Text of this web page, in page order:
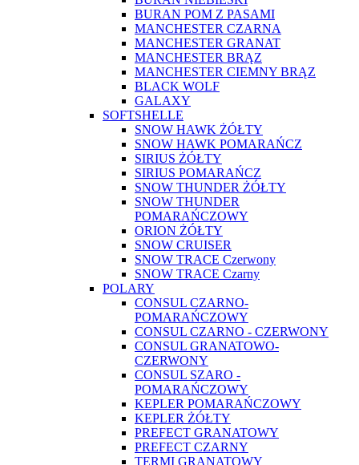
BURAN POM Z PASAMI
MANCHESTER CZARNA
MANCHESTER GRANAT
MANCHESTER BRĄZ
MANCHESTER CIEMNY BRĄZ
BLACK WOLF
GALAXY
SOFTSHELLE
SNOW HAWK ŻÓŁTY
SNOW HAWK POMARAŃCZ
SIRIUS ŻÓŁTY
SIRIUS POMARAŃCZ
SNOW THUNDER ŻÓŁTY
SNOW THUNDER
POMARAŃCZOWY
ORION ŻÓŁTY
SNOW CRUISER
SNOW TRACE Czerwony
SNOW TRACE Czarny
POLARY
CONSUL CZARNO-
POMARAŃCZOWY
CONSUL CZARNO - CZERWONY
CONSUL GRANATOWO-
CZERWONY
CONSUL SZARO -
POMARAŃCZOWY
KEPLER POMARAŃCZOWY
KEPLER ŻÓŁTY
PREFECT GRANATOWY
PREFECT CZARNY
TERMI GRANATOWY